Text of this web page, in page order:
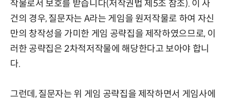
작물로서 보호를 받습니다(저작권법 제5조 참조). 이 사
건의 경우, 질문자는 A라는 게임을 원저작물로 하여 자신
만의 창작성을 가미한 게임 공략집을 제작하였으므로, 이
러한 공략집은 2차적저작물에 해당한다고 보아야 합니
다.
그런데, 질문자는 위 게임 공략집을 제작하면서 게임사에